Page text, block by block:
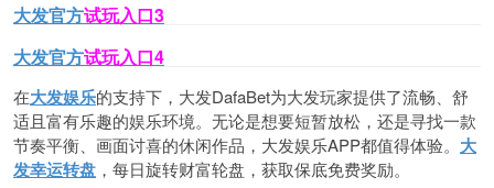
大发官方试玩入口3
大发官方试玩入口4
在大发娱乐的支持下，大发DafaBet为大发玩家提供了流畅、舒
适且富有乐趣的娱乐环境。无论是想要短暂放松，还是寻找一款
节奏平衡、画面讨喜的休闲作品，大发娱乐APP都值得体验。 大
发幸运转盘 ，每日旋转财富轮盘，获取保底免费奖励。